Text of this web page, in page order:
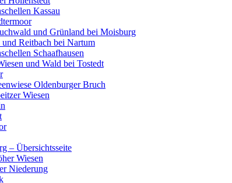
Kassau
und Grünland bei Moisburg
und Reitbach bei Nartum
Schaafhausen
und Wald bei Tostedt
Oldenburger Bruch
Wiesen
– Übersichtsseite
Wiesen
Niederung